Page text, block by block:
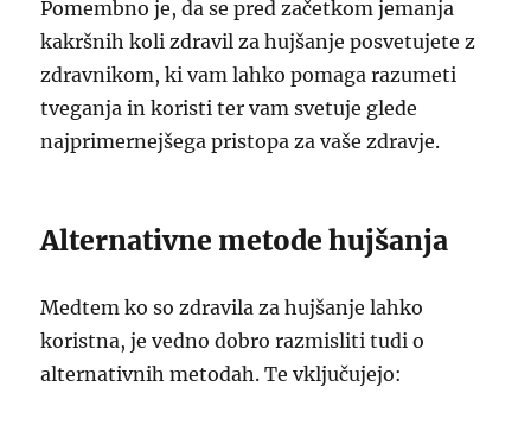
Pomembno je, da se pred začetkom jemanja
kakršnih koli zdravil za hujšanje posvetujete z
zdravnikom, ki vam lahko pomaga razumeti
tveganja in koristi ter vam svetuje glede
najprimernejšega pristopa za vaše zdravje.
Alternativne metode hujšanja
Medtem ko so zdravila za hujšanje lahko
koristna, je vedno dobro razmisliti tudi o
alternativnih metodah. Te vključujejo: